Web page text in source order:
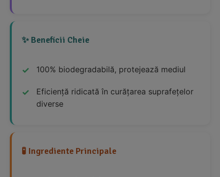
✨ Beneficii Cheie
100% biodegradabilă, protejează mediul
Eficiență ridicată în curățarea suprafețelor
diverse
🧪 Ingrediente Principale